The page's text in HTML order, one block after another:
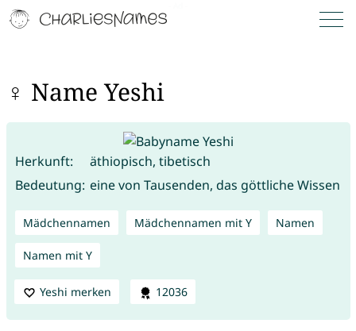
♀ Name Yeshi
Herkunft:
äthiopisch, tibetisch
Bedeutung: eine von Tausenden, das göttliche Wissen
Mädchennamen Mädchennamen mit Y Namen
Namen mit Y
Yeshi merken 12036